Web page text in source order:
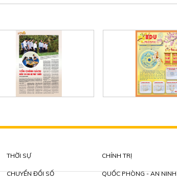
THỜI SỰ CHÍNH TRỊ
CHUYỂN ĐỔI SỐ QUỐC PHÒNG - AN NINH